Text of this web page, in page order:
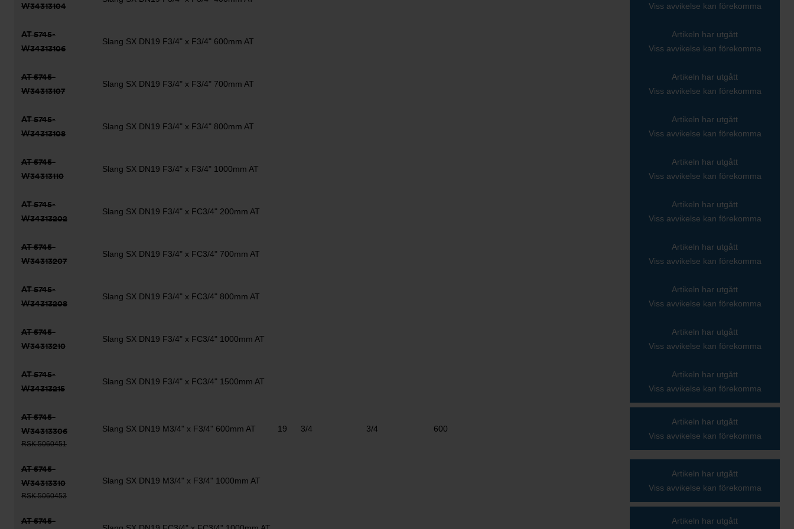
W34313104 Viss avvikelse kan förekomma
AT 5745-
W34313106
Slang SX DN19 F3/4" x F3/4" 600mm AT
Artikeln har utgått
Viss avvikelse kan förekomma
AT 5745-
W34313107
Slang SX DN19 F3/4" x F3/4" 700mm AT
Artikeln har utgått
Viss avvikelse kan förekomma
AT 5745-
W34313108
Slang SX DN19 F3/4" x F3/4" 800mm AT
Artikeln har utgått
Viss avvikelse kan förekomma
AT 5745-
W34313110
Slang SX DN19 F3/4" x F3/4" 1000mm AT
Artikeln har utgått
Viss avvikelse kan förekomma
AT 5745-
W34313202
Slang SX DN19 F3/4" x FC3/4" 200mm AT
Artikeln har utgått
Viss avvikelse kan förekomma
AT 5745-
W34313207
Slang SX DN19 F3/4" x FC3/4" 700mm AT
Artikeln har utgått
Viss avvikelse kan förekomma
AT 5745-
W34313208
Slang SX DN19 F3/4" x FC3/4" 800mm AT
Artikeln har utgått
Viss avvikelse kan förekomma
AT 5745-
W34313210
Slang SX DN19 F3/4" x FC3/4" 1000mm AT
Artikeln har utgått
Viss avvikelse kan förekomma
AT 5745-
W34313215
Slang SX DN19 F3/4" x FC3/4" 1500mm AT
Artikeln har utgått
Viss avvikelse kan förekomma
AT 5745-
W34313306
RSK 5060451
Slang SX DN19 M3/4" x F3/4" 600mm AT 19 3/4 3/4 600
Artikeln har utgått
Viss avvikelse kan förekomma
AT 5745-
W34313310
RSK 5060453
Slang SX DN19 M3/4" x F3/4" 1000mm AT
Artikeln har utgått
Viss avvikelse kan förekomma
AT 5745- Artikeln har utgått